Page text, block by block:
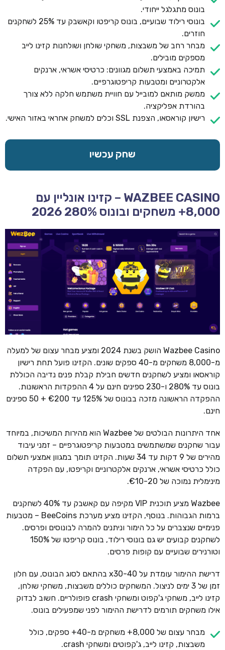
בונוס מתגלגל ייחודי.
בונוסי רילוד שבועיים, בונוס קריפטו וקאשבק עד 25% לשחקנים
חוזרים.
מבחר רחב של משבצות, משחקי שולחן ושולחנות קזינו לייב
מספקים מובילים.
תמיכה באמצעי תשלום מגוונים: כרטיסי אשראי, ארנקים
אלקטרוניים ומטבעות קריפטוגרפיים.
ממשק מותאם למובייל עם חוויית משתמש חלקה ללא צורך
בהורדת אפליקציה.
רישיון קוראסאו, הצפנת SSL וכלים למשחק אחראי באזור האישי.
שחק עכשיו
WAZBEE CASINO – קזינו אונליין עם
8,000+ משחקים ובונוס 280% 2026
Wazbee Casino הושק בשנת 2024 ומציע מבחר עצום של למעלה
מ-8,000 משחקים מ-40 ספקים שונים. הקזינו פועל תחת רישיון
קוראסאו ומציע לשחקנים חדשים חבילת קבלת פנים נדיבה הכוללת
בונוס עד 280% ו-230 ספינים חינם על 4 ההפקדות הראשונות.
ההפקדה הראשונה מזכה בבונוס של 125% עד €200 + 50 ספינים
חינם.
אחד היתרונות הבולטים של Wazbee הוא מהירות המשיכות, במיוחד
עבור שחקנים שמשתמשים במטבעות קריפטוגרפיים – זמני עיבוד
מהירים של 9 דקות עד 34 שעות. הקזינו תומך במגוון אמצעי תשלום
כולל כרטיסי אשראי, ארנקים אלקטרוניים וקריפטו, עם הפקדה
מינימלית נמוכה של €10-20.
Wazbee מציע תוכנית VIP מקיפה עם קאשבק עד 40% לשחקנים
ברמות הגבוהות. בנוסף, הקזינו מציע מערכת BeeCoins – מטבעות
פנימיים שנצברים על כל הימור וניתנים להמרה לבונוסים ופרסים.
לשחקנים קבועים יש גם בונוסי רילוד, בונוס קריפטו של 150%
וטורנירים שבועיים עם קופות פרסים.
דרישת ההימור עומדת על x30-40 בהתאם לסוג הבונוס, עם חלון
זמן של 3 ימים לניצול. המשחקים כוללים משבצות, משחקי שולחן,
קזינו לייב, משחקי ג'קפוט ומשחקי crash פופולריים. חשוב לבדוק
אילו משחקים תורמים לדרישת ההימור לפני שמפעילים בונוס.
מבחר עצום של 8,000+ משחקים מ-40+ ספקים, כולל
משבצות, קזינו לייב, ג'קפוטים ומשחקי crash.